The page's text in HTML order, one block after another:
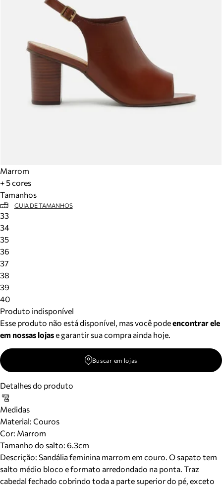
Marrom
+ 5 cores
Tamanhos
GUIA DE TAMANHOS
33
34
35
36
37
38
39
40
Produto indisponível
Esse produto não está disponível, mas você podeencontrar ele
em nossas lojase garantir sua compra ainda hoje.
Buscar em lojas
Detalhes do produto
Medidas
Material: Couros
Cor: Marrom
Tamanho do salto: 6.3cm
Descrição: Sandália feminina marrom em couro. O sapato tem
salto médio bloco e formato arredondado na ponta. Traz
cabedal fechado cobrindo toda a parte superior do pé, exceto